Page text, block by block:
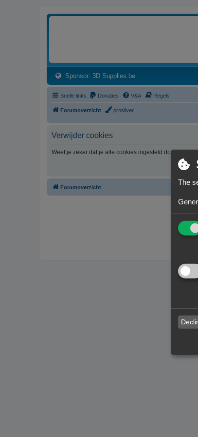
Sponsor: 3D Supplies.be(Opens a new tab)
Snelle links Donaties V&A Regels
Forumoverzicht prosilver
Verwijder cookies
Weet je zeker dat je alle cookies ingesteld door dit
Forumoverzicht
The